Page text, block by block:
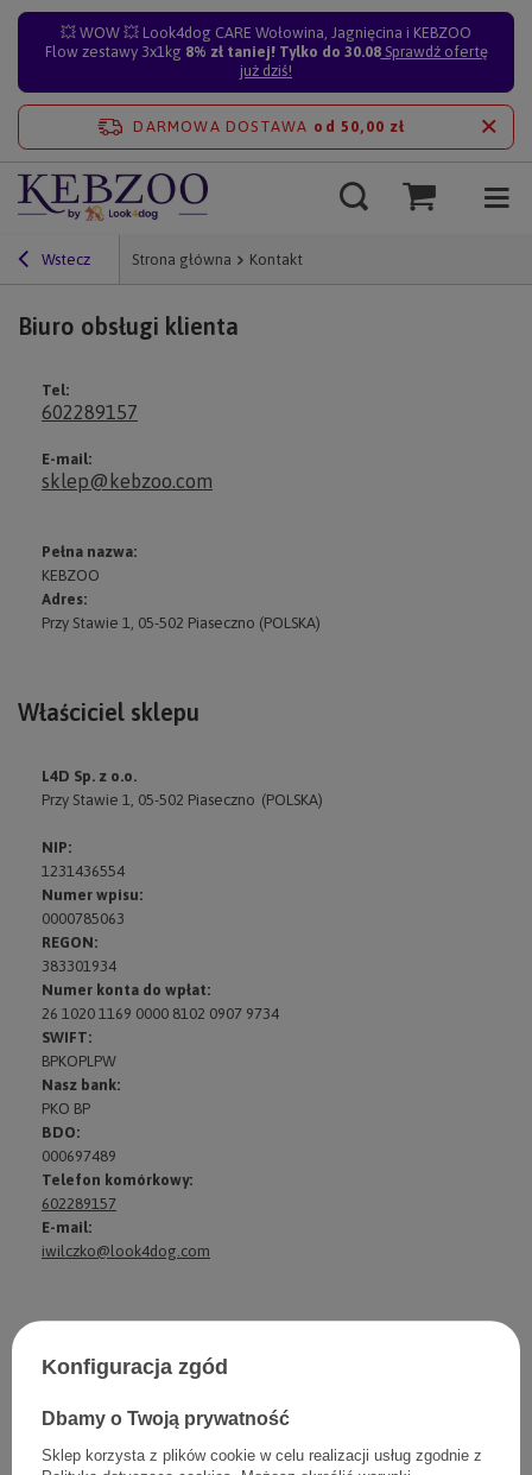
💥 WOW 💥 Look4dog CARE Wołowina, Jagnięcina i KEBZOO
Flow zestawy 3x1kg 8% zł taniej! Tylko do 30.08Sprawdź ofertę
już dziś!
DARMOWA DOSTAWA od 50,00 zł
Wstecz Strona główna Kontakt
Biuro obsługi klienta
Tel:
602289157
E-mail:
sklep@kebzoo.com
Pełna nazwa:
KEBZOO
Adres:
Przy Stawie 1, 05-502 Piaseczno (POLSKA)
Właściciel sklepu
L4D Sp. z o.o.
Przy Stawie 1, 05-502 Piaseczno (POLSKA)
NIP:
1231436554
Numer wpisu:
0000785063
REGON:
383301934
Numer konta do wpłat:
26 1020 1169 0000 8102 0907 9734
SWIFT:
BPKOPLPW
Nasz bank:
PKO BP
BDO:
000697489
Telefon komórkowy:
602289157
E-mail:
iwilczko@look4dog.com
Konfiguracja zgód
Dbamy o Twoją prywatność
Sklep korzysta z plików cookie w celu realizacji usług zgodnie z